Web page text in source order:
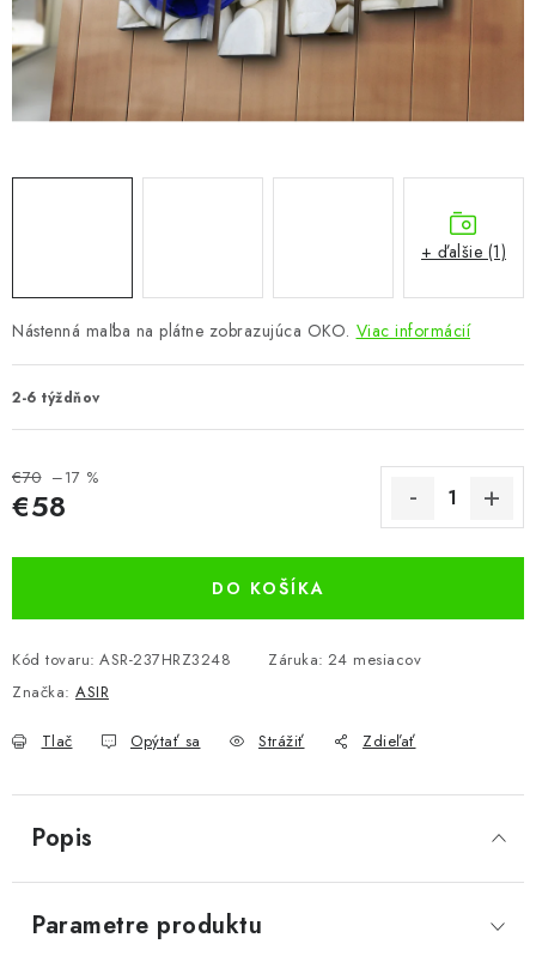
KÚPEĽŇA
DETSKÉ A ŠTUDENTSKÉ
Podmienky ochrany osobných údajov
Reklamácie a odstúpenie od zmluvy
Nástenná maľba na plátne zobrazujúca OKO. Viac informácií
2-6 týždňov
€70 –17 %
€58
DO KOŠÍKA
Kód tovaru: ASR-237HRZ3248 Záruka: 24 mesiacov
Značka: ASIR
Tlač Opýtať sa Strážiť Zdieľať
+ ďalšie (1)
Popis
Parametre produktu